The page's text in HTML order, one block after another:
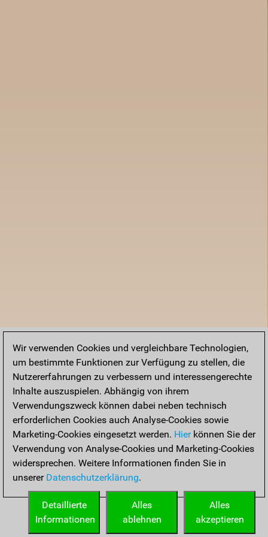
Wir verwenden Cookies und vergleichbare Technologien,
um bestimmte Funktionen zur Verfügung zu stellen, die
Nutzererfahrungen zu verbessern und interessengerechte
Inhalte auszuspielen. Abhängig von ihrem
Verwendungszweck können dabei neben technisch
erforderlichen Cookies auch Analyse-Cookies sowie
Marketing-Cookies eingesetzt werden. Hierkönnen Sie der
Verwendung von Analyse-Cookies und Marketing-Cookies
widersprechen. Weitere Informationen finden Sie in
unserer Datenschutzerklärung.
Alles
akzeptieren
Alles
ablehnen
Detaillierte
Informationen